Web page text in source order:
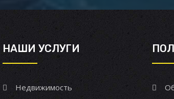
НАШИ УСЛУГИ
Недвижимость